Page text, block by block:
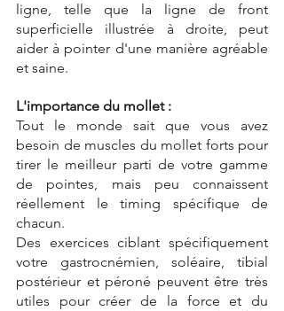
ligne, telle que la ligne de front
superficielle illustrée à droite, peut
aider à pointer d'une manière agréable
et saine.
L'importance du mollet :
Tout le monde sait que vous avez
besoin de muscles du mollet forts pour
tirer le meilleur parti de votre gamme
de pointes, mais peu connaissent
réellement le timing spécifique de
chacun.
Des exercices ciblant spécifiquement
votre gastrocnémien, soléaire, tibial
postérieur et péroné peuvent être très
utiles pour créer de la force et du